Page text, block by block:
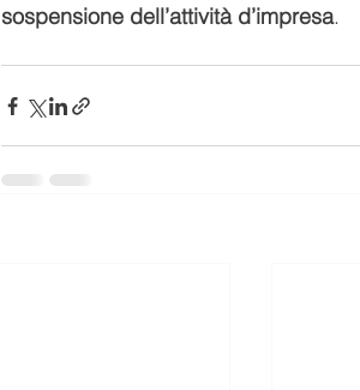
sospensione dell’attività d’impresa.